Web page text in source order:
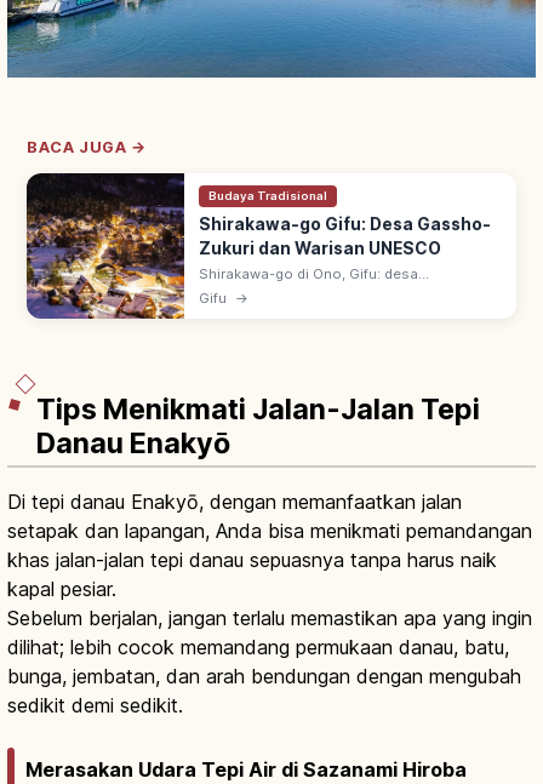
BACA JUGA →
Budaya Tradisional
Shirakawa-go Gifu: Desa Gassho-
Zukuri dan Warisan UNESCO
Shirakawa-go di Ono, Gifu: desa
pegunungan gassho-zukuri (atap jerami
Gifu →
Tips Menikmati Jalan-Jalan Tepi
Danau Enakyō
Di tepi danau Enakyō, dengan memanfaatkan jalan
setapak dan lapangan, Anda bisa menikmati pemandangan
khas jalan-jalan tepi danau sepuasnya tanpa harus naik
kapal pesiar.
Sebelum berjalan, jangan terlalu memastikan apa yang ingin
dilihat; lebih cocok memandang permukaan danau, batu,
bunga, jembatan, dan arah bendungan dengan mengubah
sedikit demi sedikit.
Merasakan Udara Tepi Air di Sazanami Hiroba